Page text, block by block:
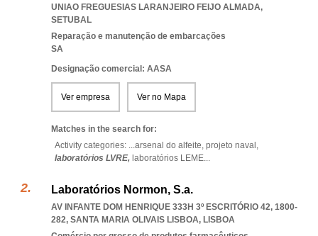
UNIAO FREGUESIAS LARANJEIRO FEIJO ALMADA,
SETUBAL
Reparação e manutenção de embarcações
SA
Designação comercial: AASA
Ver empresa Ver no Mapa
Matches in the search for:
Activity categories: ...arsenal do alfeite, projeto naval,
laboratórios LVRE, laboratórios LEME...
Laboratórios Normon, S.a.
AV INFANTE DOM HENRIQUE 333H 3º ESCRITÓRIO 42, 1800-
282, SANTA MARIA OLIVAIS LISBOA, LISBOA